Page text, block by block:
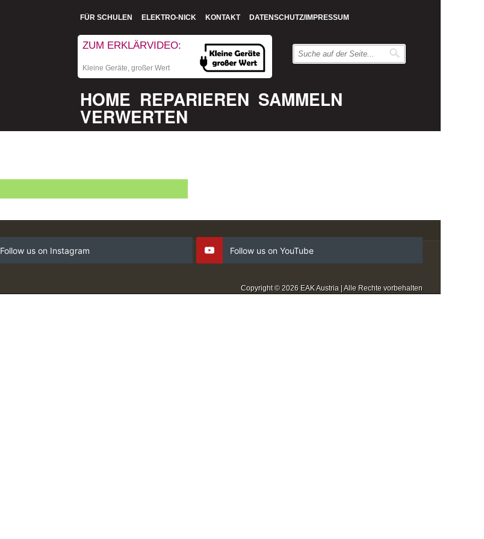
FÜR SCHULEN ELEKTRO-NICK KONTAKT DATENSCHUTZ/IMPRESSUM
ZUM ERKLÄRVIDEO:
Kleine Geräte, großer Wert
HOME REPARIEREN SAMMELN
VERWERTEN
Follow us on Instagram Follow us on YouTube
Copyright © 2026 EAK Austria | Alle Rechte vorbehalten